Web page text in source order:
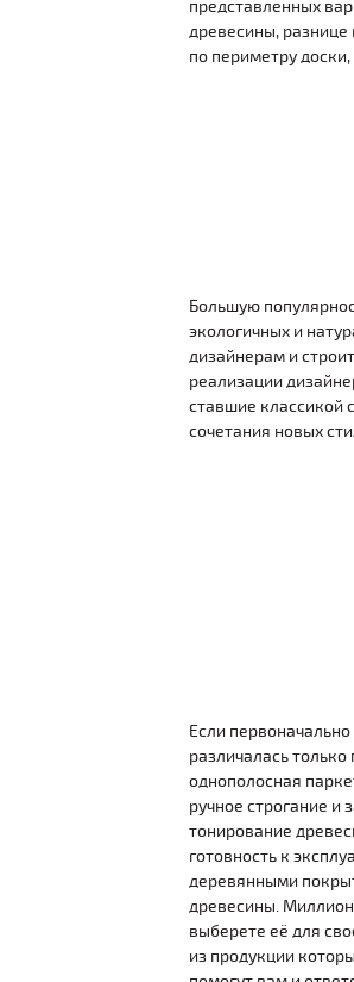
представленных
древесины, разнице
по периметру
Большую
экологичных и
дизайнерам и
реализации
ставшие классикой
сочетания новых
Если
различалась
однополосная
ручное строгание и
тонирование
готовность к
деревянными
древесины.
выберете её для
из продукции